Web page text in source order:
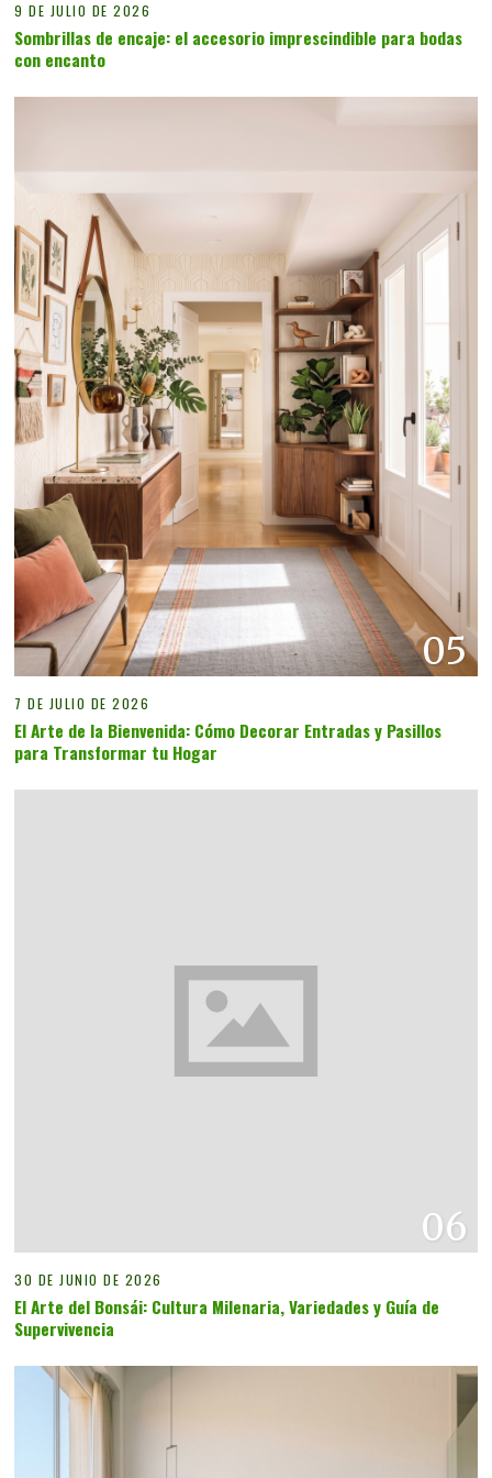
9 DE JULIO DE 2026
Sombrillas de encaje: el accesorio imprescindible para bodas
con encanto
05
7 DE JULIO DE 2026
El Arte de la Bienvenida: Cómo Decorar Entradas y Pasillos
para Transformar tu Hogar
06
30 DE JUNIO DE 2026
El Arte del Bonsái: Cultura Milenaria, Variedades y Guía de
Supervivencia